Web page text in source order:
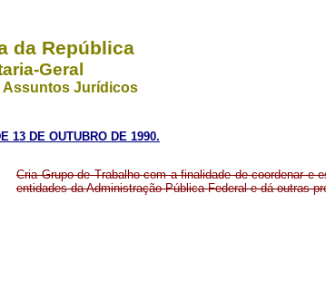
da República
Geral
Assuntos Jurídicos
13 DE OUTUBRO DE 1990.
Cria Grupo de Trabalho com a finalidade de coordenar e
entidades da Administração Pública Federal e dá outras